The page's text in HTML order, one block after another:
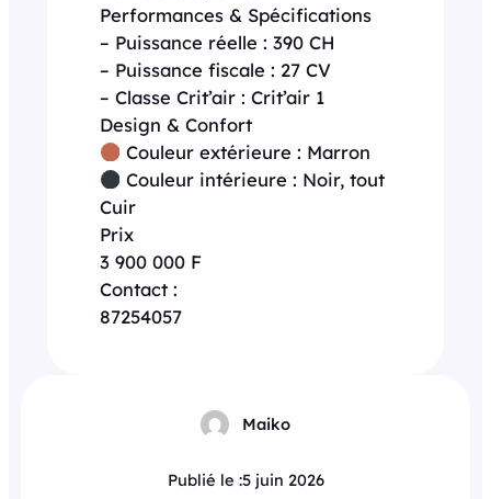
Performances & Spécifications
– Puissance réelle : 390 CH
– Puissance fiscale : 27 CV
– Classe Crit’air : Crit’air 1
Design & Confort
Couleur extérieure : Marron
Couleur intérieure : Noir, tout
Cuir
Prix
3 900 000 F
Contact :
87254057
Maiko
Publié le :5 juin 2026